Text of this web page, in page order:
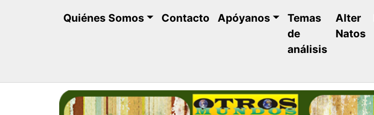
Quiénes Somos Contacto Apóyanos
Temas
de
análisis
Alter
Natos